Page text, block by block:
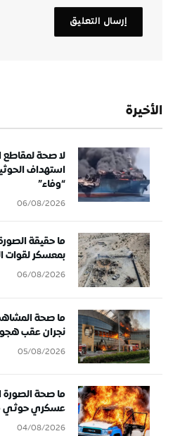
الأخيرة
لا صحة لمقاطع
استهداف
“وفاء”
06/08/2026
ما حقيقة
بمعسكر لقوات
06/08/2026
ما صحة
نجران عقب
05/08/2026
ما صحة الصورة
عسكري حوثي
04/08/2026